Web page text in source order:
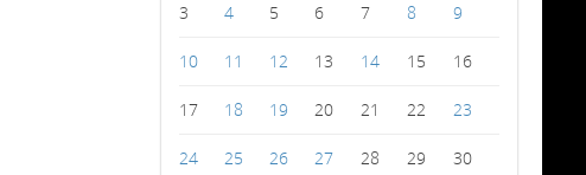
3 4 5 6 7 8 9
10 11 12 13 14 15 16
17 18 19 20 21 22 23
24 25 26 27 28 29 30